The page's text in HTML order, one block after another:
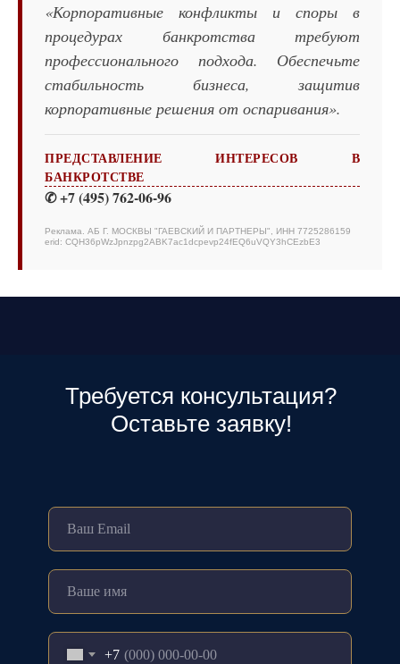
«Корпоративные конфликты и споры в
процедурах банкротства требуют
профессионального подхода. Обеспечьте
стабильность бизнеса, защитив
корпоративные решения от оспаривания».
ПРЕДСТАВЛЕНИЕ ИНТЕРЕСОВ В
БАНКРОТСТВЕ
✆ +7 (495) 762-06-96
Реклама. АБ Г. МОСКВЫ "ГАЕВСКИЙ И ПАРТНЕРЫ", ИНН 7725286159
erid: CQH36pWzJpnzpg2ABK7ac1dcpevp24fEQ6uVQY3hCEzbE3
Требуется консультация?
Оставьте заявку!
+7